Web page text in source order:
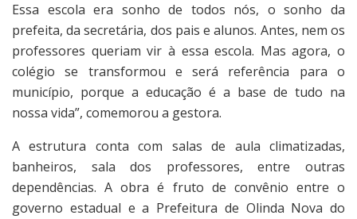
Essa escola era sonho de todos nós, o sonho da
prefeita, da secretária, dos pais e alunos. Antes, nem os
professores queriam vir à essa escola. Mas agora, o
colégio se transformou e será referência para o
município, porque a educação é a base de tudo na
nossa vida”, comemorou a gestora.
A estrutura conta com salas de aula climatizadas,
banheiros, sala dos professores, entre outras
dependências. A obra é fruto de convênio entre o
governo estadual e a Prefeitura de Olinda Nova do